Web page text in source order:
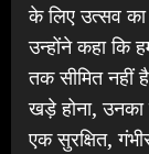
के लिए उत्सव
उन्होंने कहा कि
तक सीमित नहीं
खड़े होना,
एक सुरक्षित,